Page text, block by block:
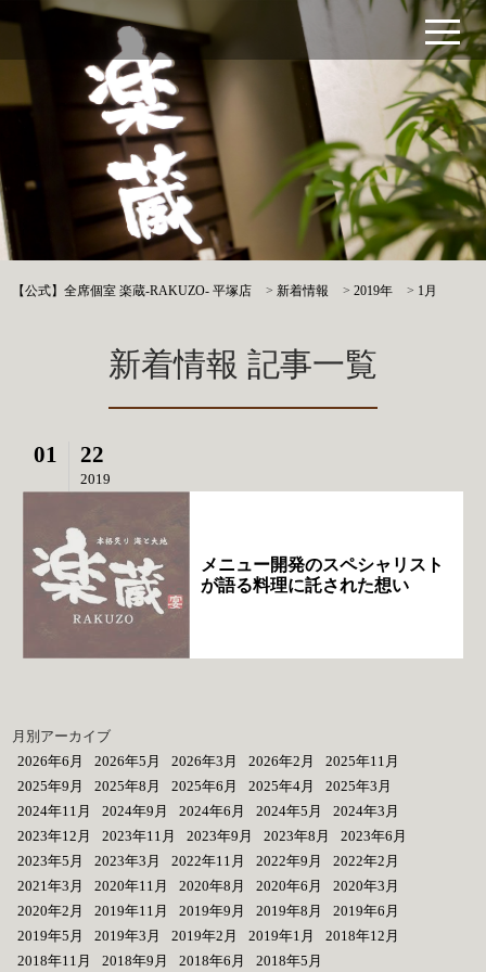
【公式】全席個室 楽蔵‐RAKUZO‐ 平塚店 >新着情報 >2019年 > 1月
新着情報 記事一覧
01 22
2019
メニュー開発のスペシャリスト
が語る料理に託された想い
月別アーカイブ
2026年6月
2026年5月 2026年3月 2026年2月
2025年11月
2025年9月
2025年8月 2025年6月 2025年4月
2025年3月
2024年11月
2024年9月 2024年6月 2024年5月
2024年3月
2023年12月
2023年11月 2023年9月 2023年8月
2023年6月
2023年5月
2023年3月 2022年11月 2022年9月
2022年2月
2021年3月
2020年11月 2020年8月 2020年6月
2020年3月
2020年2月
2019年11月 2019年9月 2019年8月
2019年6月
2019年5月
2019年3月 2019年2月 2019年1月
2018年12月
2018年11月
2018年9月 2018年6月 2018年5月